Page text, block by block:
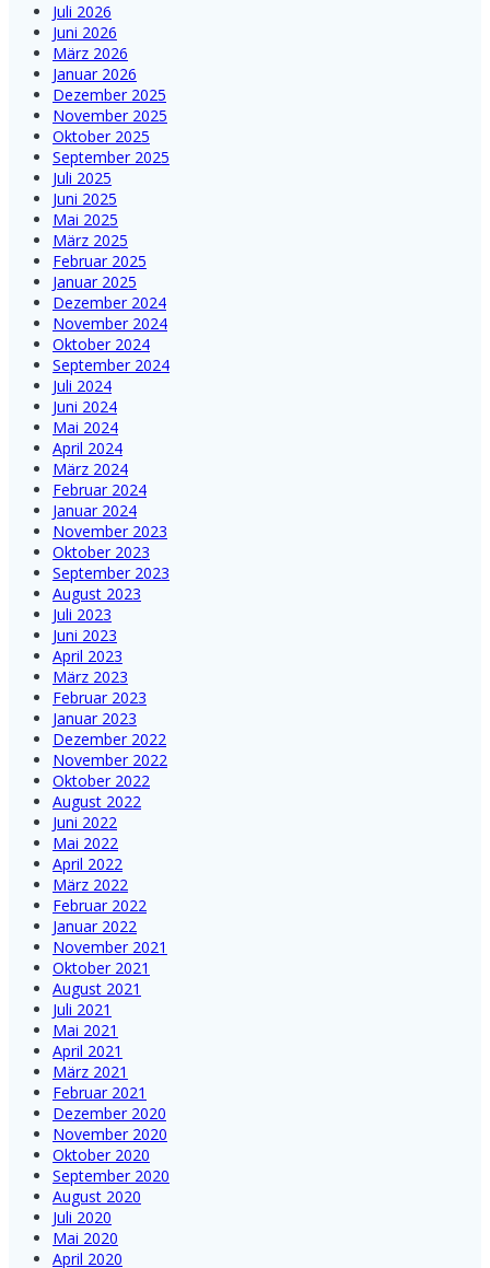
Juli 2026
Juni 2026
März 2026
Januar 2026
Dezember 2025
November 2025
Oktober 2025
September 2025
Juli 2025
Juni 2025
Mai 2025
März 2025
Februar 2025
Januar 2025
Dezember 2024
November 2024
Oktober 2024
September 2024
Juli 2024
Juni 2024
Mai 2024
April 2024
März 2024
Februar 2024
Januar 2024
November 2023
Oktober 2023
September 2023
August 2023
Juli 2023
Juni 2023
April 2023
März 2023
Februar 2023
Januar 2023
Dezember 2022
November 2022
Oktober 2022
August 2022
Juni 2022
Mai 2022
April 2022
März 2022
Februar 2022
Januar 2022
November 2021
Oktober 2021
August 2021
Juli 2021
Mai 2021
April 2021
März 2021
Februar 2021
Dezember 2020
November 2020
Oktober 2020
September 2020
August 2020
Juli 2020
Mai 2020
April 2020